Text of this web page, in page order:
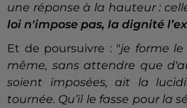
une réponse à la hauteur :
loi n'impose pas, la dignité
Et de poursuivre : "je forme
même, sans attendre que
soient imposées, ait la
tournée. Qu’il le fasse pour la